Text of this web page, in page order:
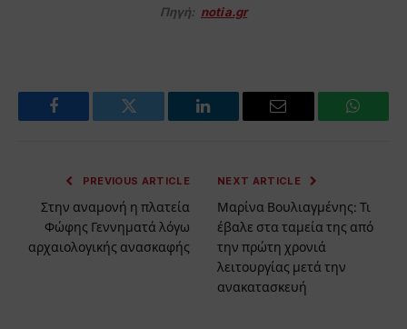
Πηγή: notia.gr
Facebook Twitter LinkedIn Email
PREVIOUS ARTICLE
Στην αναμονή η πλατεία
Φώφης Γεννηματά λόγω
αρχαιολογικής ανασκαφής
NEXT ARTICLE
Μαρίνα Βουλιαγμένης: Τι
έβαλε στα ταμεία της από
την πρώτη χρονιά
λειτουργίας μετά την
ανακατασκευή